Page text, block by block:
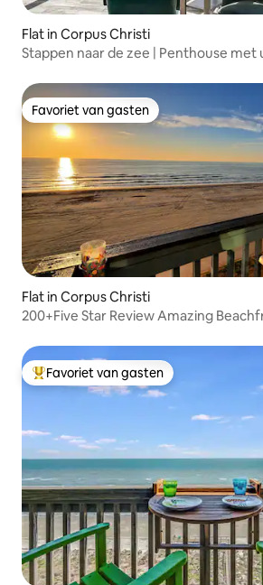
Flat in Corpus Christi
Stappen naar de zee | Penthouse met
Favoriet van gasten
Favoriet van gasten
Flat in Corpus Christi
200+Five Star Review Amazing
Topfavoriet van gasten
Favoriet van gasten